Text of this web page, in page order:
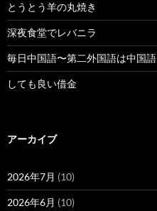
とうとう羊の丸焼き
深夜食堂でレバニラ
毎日中国語〜第二外国語は中国語
しても良い借金
アーカイブ
2026年7月 (10)
2026年6月 (10)